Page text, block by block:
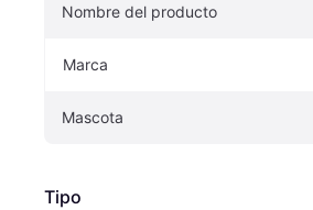
Nombre del producto
Marca
Mascota
Tipo